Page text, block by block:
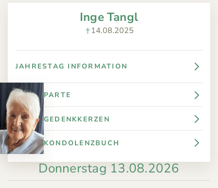
PARTE
GEDENKKERZEN
KONDOLENZBUCH
Inge Tangl
14.08.2025
JAHRESTAG INFORMATION
Donnerstag 13.08.2026